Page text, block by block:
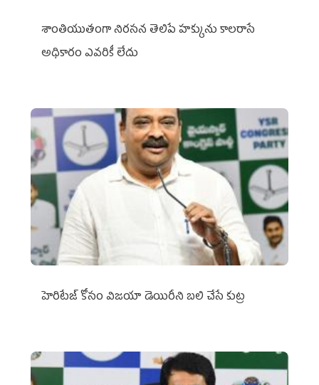
శాంతియుతంగా నిరసన తెలిపే హక్కును కాలరాసే
అధికారం ఎవరికీ లేదు
హెరిటేజ్ కోసం విజయా డెయిరీని బలి చేసే కుట్ర‌